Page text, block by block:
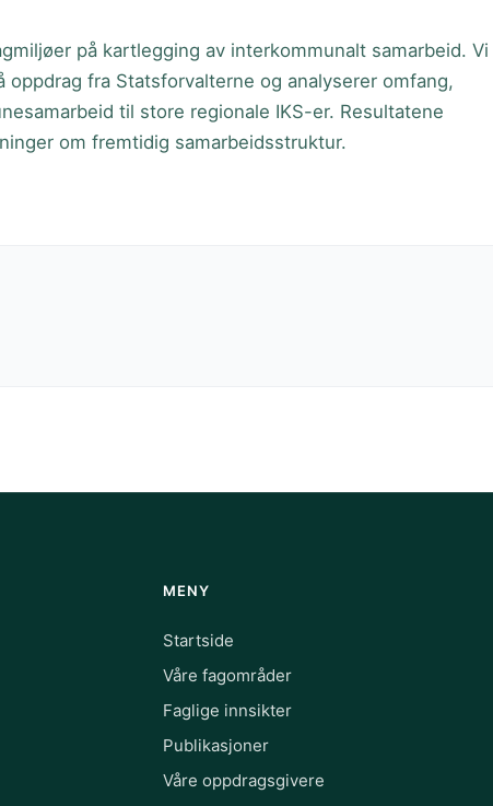
på kartlegging av interkommunalt samarbeid. Vi
fra Statsforvalterne og analyserer omfang,
til store regionale IKS-er. Resultatene
om fremtidig samarbeidsstruktur.
MENY
Startside
Våre fagområder
Faglige innsikter
Publikasjoner
Våre oppdragsgivere